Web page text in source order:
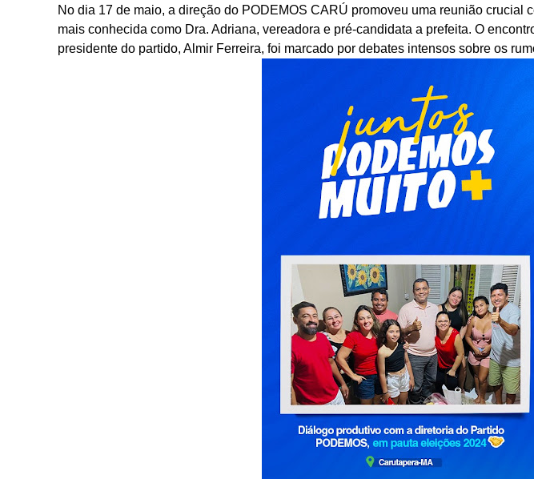
No dia 17 de maio, a direção do PODEMOS CARÚ promoveu uma reunião crucial
mais conhecida como Dra. Adriana, vereadora e pré-candidata a prefeita. O
presidente do partido, Almir Ferreira, foi marcado por debates intensos sobre os